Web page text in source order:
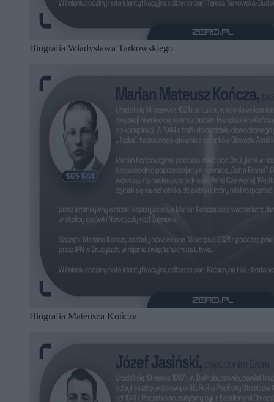
Biografia Władysława Tarkowskiego
Biografia Mateusza Kończa